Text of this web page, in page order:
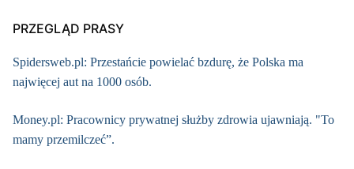
PRZEGLĄD PRASY
Spidersweb.pl: Przestańcie powielać bzdurę, że Polska ma
najwięcej aut na 1000 osób.
Money.pl: Pracownicy prywatnej służby zdrowia ujawniają. "To
mamy przemilczeć”.